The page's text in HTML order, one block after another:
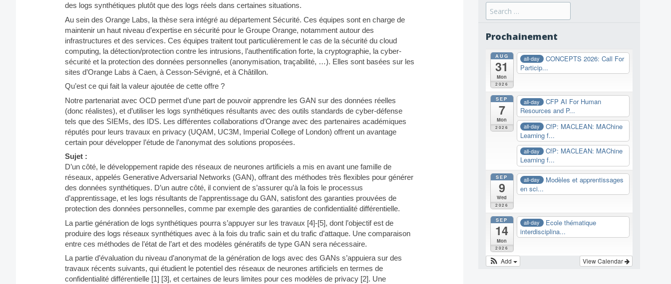
des logs synthétiques plutôt que des logs réels dans certaines situations.
Au sein des Orange Labs, la thèse sera intégré au département Sécurité. Ces équipes sont en charge de
maintenir un haut niveau d’expertise en sécurité pour le Groupe Orange, notamment autour des
infrastructures et des services. Ces équipes traitent tout particulièrement le cas de la sécurité du cloud
computing, la détection/protection contre les intrusions, l’authentification forte, la cryptographie, la cyber-
sécurité et la protection des données personnelles (anonymisation, traçabilité, …). Elles sont basées sur les
sites d’Orange Labs à Caen, à Cesson-Sévigné, et à Châtillon.
Qu’est ce qui fait la valeur ajoutée de cette offre ?
Notre partenariat avec OCD permet d’une part de pouvoir apprendre les GAN sur des données réelles
(donc réalistes), et d’utiliser les logs synthétiques résultants avec des outils standards de cyber-défense
tels que des SIEMs, des IDS. Les différentes collaborations d’Orange avec des partenaires académiques
réputés pour leurs travaux en privacy (UQAM, UC3M, Imperial College of London) offrent un avantage
certain pour développer l’étude de l’anonymat des solutions proposées.
Sujet :
D’un côté, le développement rapide des réseaux de neurones artificiels a mis en avant une famille de
réseaux, appelés Generative Adversarial Networks (GAN), offrant des méthodes très flexibles pour générer
des données synthétiques. D’un autre côté, il convient de s’assurer qu’à la fois le processus
d’apprentissage, et les logs résultants de l’apprentissage du GAN, satisfont des garanties prouvées de
protection des données personnelles, comme par exemple des garanties de confidentialité différentielle.
La partie génération de logs synthétiques pourra s’appuyer sur les travaux [4]-[5], dont l’objectif est de
produire des logs réseaux synthétiques avec à la fois du trafic sain et du trafic d’attaque. Une comparaison
entre ces méthodes de l’état de l’art et des modèles génératifs de type GAN sera nécessaire.
La partie d’évaluation du niveau d’anonymat de la génération de logs avec des GANs s’appuiera sur des
travaux récents suivants, qui étudient le potentiel des réseaux de neurones artificiels en termes de
confidentialité différentielle [1] [3], et certaines de leurs limites pour ces modèles de privacy [2]. Une
Search
for:
Prochainement
AUG
31
Mon
2026
all-day
CONCEPTS 2026: Call For
Particip...
SEP
7
Mon
2026
all-day
CFP AI For Human
Resources and P...
all-day
CfP: MACLEAN: MAChine
Learning f...
all-day
CfP: MACLEAN: MAChine
Learning f...
SEP
9
Wed
2026
all-day
Modèles et apprentissages
en sci...
SEP
14
Mon
2026
all-day
Ecole thématique
interdisciplina...
View Calendar
Add